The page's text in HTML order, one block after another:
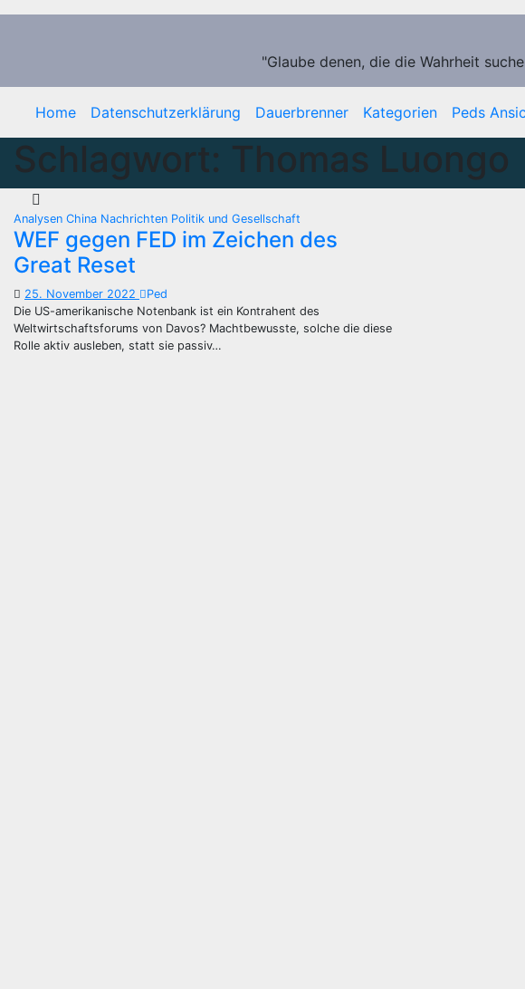
Zum
"Glaube denen, die die Wahrheit
Home Datenschutzerklärung Dauerbrenner Kategorien Peds
Schlagwort: Thomas Luongo
Analysen China Nachrichten Politik und Gesellschaft
WEF gegen FED im Zeichen des
Great Reset
25. November 2022
Ped
Die US-amerikanische Notenbank ist ein Kontrahent des
Weltwirtschaftsforums von Davos? Machtbewusste, solche die diese
Rolle aktiv ausleben, statt sie passiv…